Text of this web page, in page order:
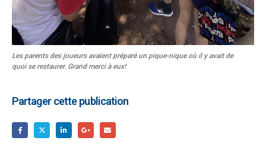
Les parents des joueurs avaient préparé un pique-nique où il y avait de
quoi se restaurer. Grand merci à eux!
Partager cette publication